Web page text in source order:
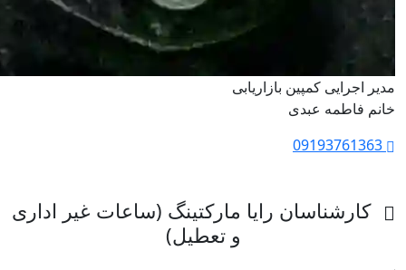
مدیر اجرایی کمپین بازاریابی
خانم فاطمه عبدی
کارشناسان رایا مارکتینگ (ساعات غیر اداری
و تعطیل)